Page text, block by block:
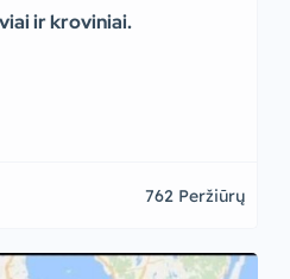
ir kroviniai.
762 Peržiūrų